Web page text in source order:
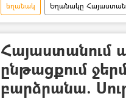
եղանակ Եղանակը
Հայաստանում
ընթացքում
բարձրանա.